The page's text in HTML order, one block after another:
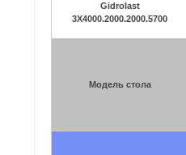
Gidrolast
3X4000.2000.2000.5700
Модель стола